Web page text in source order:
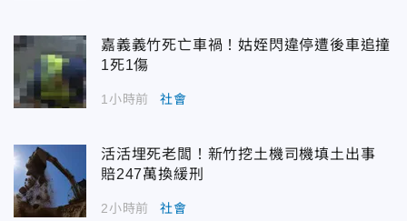
嘉義義竹死亡車禍！姑姪閃違停遭後車追撞
1死1傷
1小時前 社會
活活埋死老闆！新竹挖土機司機填土出事
賠247萬換緩刑
2小時前 社會